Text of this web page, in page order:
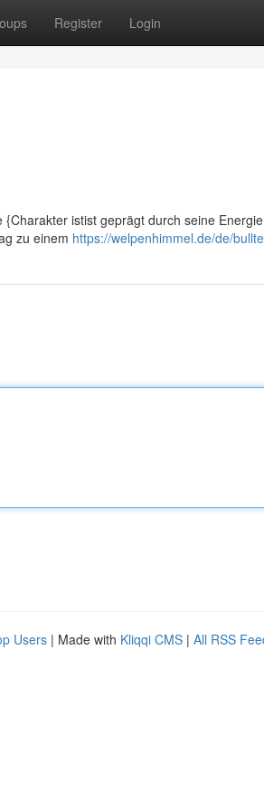
Register Login
istist geprägt durch seine
zu einem https://welpenhimmel.de/de/
Users | Made with Kliqqi CMS | All RSS